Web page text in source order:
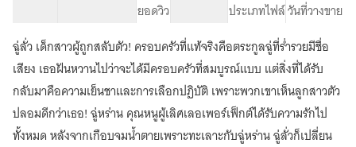
เล่ม
20
เป็น
เจ้า
นิกาย
มา
ไลฟ์
สด
ยอดวิว ประเภทไฟล์วันที่วางขาย
ฉู่ลั่ว เด็กสาวผู้ถูกสลับตัว! ครอบครัวที่แท้จริงคือตระกูลฉู่ที่ร่ำรวยมีชื่อ
เสียง เธอฝันหวานไปว่าจะได้มีครอบครัวที่สมบูรณ์แบบ แต่สิ่งที่ได้รับ
กลับมาคือความเย็นชาและการเลือกปฏิบัติ เพราะพวกเขาเห็นลูกสาวตัว
ปลอมดีกว่าเธอ! ฉู่หร่าน คุณหนูผู้เลิศเลอเพอร์เฟ็กต์ได้รับความรักไป
ทั้งหมด หลังจากเกือบจมน้ำตายเพราะทะเลาะกับฉู่หร่าน ฉู่ลั่วก็เปลี่ยน